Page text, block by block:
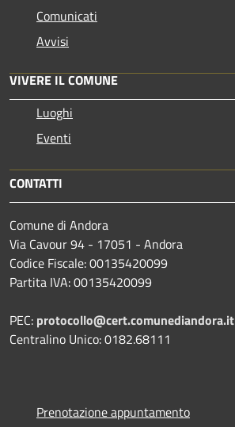
Comunicati
Avvisi
VIVERE IL COMUNE
Luoghi
Eventi
CONTATTI
Comune di Andora
Via Cavour 94 - 17051 - Andora
Codice Fiscale: 00135420099
Partita IVA: 00135420099
PEC: protocollo@cert.comunediandora.it
Centralino Unico: 0182.68111
Prenotazione appuntamento